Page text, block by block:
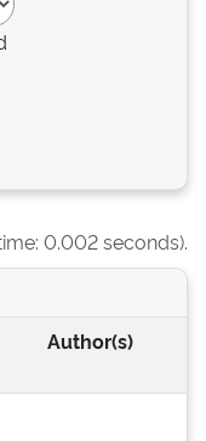
0.002 seconds).
Author(s)